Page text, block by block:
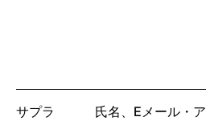
サプラ
氏名、Eメール・ア